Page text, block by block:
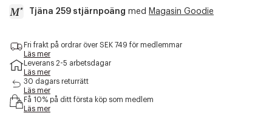
sida.
Tjäna 259 stjärnpoäng med Magasin Goodie
c
c
e
s
s
i
Fri frakt på ordrar över SEK 749 för medlemmar
Läs mer
Leverans 2-5 arbetsdagar
Läs mer
30 dagars returrätt
Läs mer
Få 10% på ditt första köp som medlem
Läs mer